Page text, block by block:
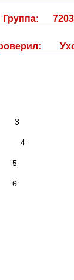
7203,
3
4
5
6